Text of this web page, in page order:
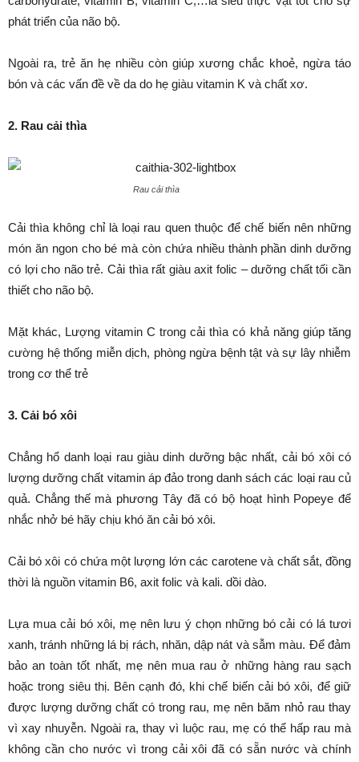
phát triển của não bộ.
Ngoài ra, trẻ ăn hẹ nhiều còn giúp xương chắc khoẻ, ngừa táo
bón và các vấn đề về da do hẹ giàu vitamin K và chất xơ.
2. Rau cải thìa
Rau cải thìa
Cải thìa không chỉ là loại rau quen thuộc để chế biến nên những
món ăn ngon cho bé mà còn chứa nhiều thành phần dinh dưỡng
có lợi cho não trẻ. Cải thìa rất giàu axit folic – dưỡng chất tối cần
thiết cho não bộ.
Mặt khác, Lượng vitamin C trong cải thìa có khả năng giúp tăng
cường hệ thống miễn dịch, phòng ngừa bệnh tật và sự lây nhiễm
trong cơ thể trẻ
3. Cải bó xôi
Chẳng hổ danh loại rau giàu dinh dưỡng bậc nhất, cải bó xôi có
lượng dưỡng chất vitamin áp đảo trong danh sách các loại rau củ
quả. Chẳng thế mà phương Tây đã có bộ hoạt hình Popeye để
nhắc nhở bé hãy chịu khó ăn cải bó xôi.
Cải bó xôi có chứa một lượng lớn các carotene và chất sắt, đồng
thời là nguồn vitamin B6, axit folic và kali. dồi dào.
Lựa mua cải bó xôi, mẹ nên lưu ý chọn những bó cải có lá tươi
xanh, tránh những lá bị rách, nhăn, dập nát và sẫm màu. Để đảm
bảo an toàn tốt nhất, mẹ nên mua rau ở những hàng rau sạch
hoặc trong siêu thị. Bên cạnh đó, khi chế biến cải bó xôi, để giữ
được lượng dưỡng chất có trong rau, mẹ nên băm nhỏ rau thay
vì xay nhuyễn. Ngoài ra, thay vì luộc rau, mẹ có thể hấp rau mà
không cần cho nước vì trong cải xôi đã có sẵn nước và chính